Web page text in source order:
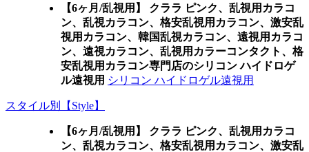
【6ヶ月/乱視用】 クララ ピンク、乱視用カラコ
ン、乱視カラコン、格安乱視用カラコン、激安乱
視用カラコン、韓国乱視カラコン、遠視用カラコ
ン、遠視カラコン、乱視用カラーコンタクト、格
安乱視用カラコン専門店のシリコン ハイドロゲ
ル遠視用 シリコン ハイドロゲル遠視用
スタイル別【Style】
【6ヶ月/乱視用】 クララ ピンク、乱視用カラコ
ン、乱視カラコン、格安乱視用カラコン、激安乱